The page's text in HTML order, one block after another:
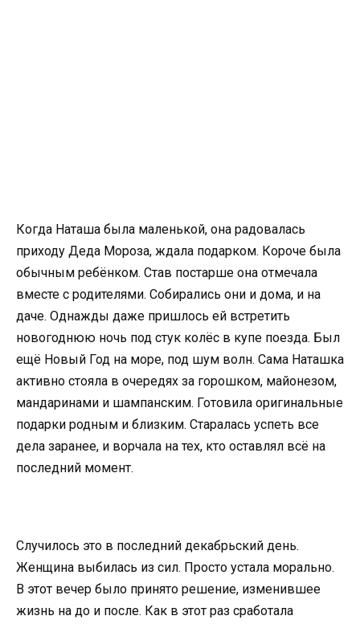
Когда Наташа была маленькой, она радовалась
приходу Деда Мороза, ждала подарком. Короче была
обычным ребёнком. Став постарше она отмечала
вместе с родителями. Собирались они и дома, и на
даче. Однажды даже пришлось ей встретить
новогоднюю ночь под стук колёс в купе поезда. Был
ещё Новый Год на море, под шум волн. Сама Наташка
активно стояла в очередях за горошком, майонезом,
мандаринами и шампанским. Готовила оригинальные
подарки родным и близким. Старалась успеть все
дела заранее, и ворчала на тех, кто оставлял всё на
последний момент.
Случилось это в последний декабрьский день.
Женщина выбилась из сил. Просто устала морально.
В этот вечер было принято решение, изменившее
жизнь на до и после. Как в этот раз сработала